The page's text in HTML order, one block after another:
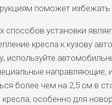
поможет
установки
кресла к кузову
используйте
направляющие,
более чем на 2,5 см в
кресла, особенно для